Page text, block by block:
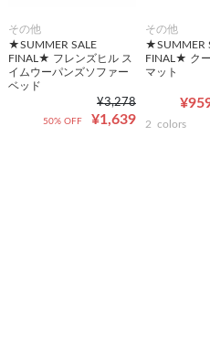
その他
★SUMMER SALE
FINAL★ フレンズヒル ス
イムウーパンズソファー
ベッド
¥3,278
¥1,639
50% OFF
その他
★SUMMER
FINAL★ ク
マット
2 colors